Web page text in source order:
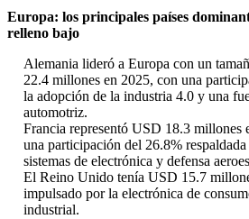
Europa: los principales países
relleno bajo
Alemania lideró a Europa con un
22.4 millones en 2025, con una
la adopción de la industria 4.0 y una
automotriz.
Francia representó USD 18.3 millones
una participación del 26.8%
sistemas de electrónica y defensa
El Reino Unido tenía USD 15.7
impulsado por la electrónica de
industrial.